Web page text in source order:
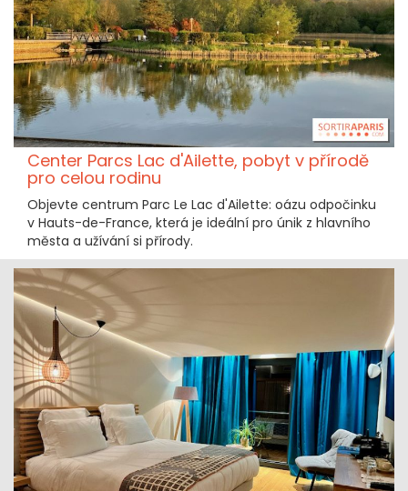
Center Parcs Lac d'Ailette, pobyt v přírodě
pro celou rodinu
Objevte centrum Parc Le Lac d'Ailette: oázu odpočinku
v Hauts-de-France, která je ideální pro únik z hlavního
města a užívání si přírody.